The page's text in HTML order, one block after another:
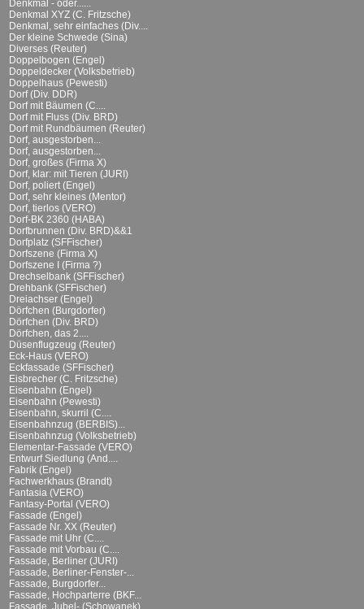
Denkmal - oder......
Denkmal XYZ (C. Fritzsche)
Denkmal, sehr einfaches (Div....
Der kleine Schwede (Sina)
Diverses (Reuter)
Doppelbogen (Engel)
Doppeldecker (Volksbetrieb)
Doppelhaus (Pewesti)
Dorf (Div. DDR)
Dorf mit Bäumen (C....
Dorf mit Fluss (Div. BRD)
Dorf mit Rundbäumen (Reuter)
Dorf, ausgestorben...
Dorf, ausgestorben...
Dorf, großes (Firma X)
Dorf, klar: mit Tieren (JURI)
Dorf, poliert (Engel)
Dorf, sehr kleines (Mentor)
Dorf, tierlos (VERO)
Dorf-BK 2360 (HABA)
Dorfbrunnen (Div. BRD)&&1
Dorfplatz (SFFischer)
Dorfszene (Firma X)
Dorfszene I (Firma ?)
Drechselbank (SFFischer)
Drehbank (SFFischer)
Dreiachser (Engel)
Dörfchen (Burgdorfer)
Dörfchen (Div. BRD)
Dörfchen, das 2....
Düsenflugzeug (Reuter)
Eck-Haus (VERO)
Eckfassade (SFFischer)
Eisbrecher (C. Fritzsche)
Eisenbahn (Engel)
Eisenbahn (Pewesti)
Eisenbahn, skurril (C....
Eisenbahnzug (BERBIS)...
Eisenbahnzug (Volksbetrieb)
Elementar-Fassade (VERO)
Entwurf Siedlung (And....
Fabrik (Engel)
Fachwerkhaus (Brandt)
Fantasia (VERO)
Fantasy-Portal (VERO)
Fassade (Engel)
Fassade Nr. XX (Reuter)
Fassade mit Uhr (C....
Fassade mit Vorbau (C....
Fassade, Berliner (JURI)
Fassade, Berliner-Fenster-...
Fassade, Burgdorfer...
Fassade, Hochparterre (BKF...
Fassade, Jubel- (Schowanek)